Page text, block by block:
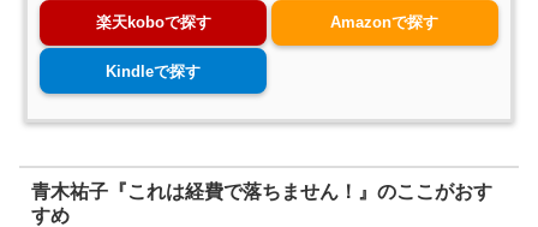
楽天koboで探す Amazonで探す
Kindleで探す
青木祐子『これは経費で落ちません！』のここがおす
すめ